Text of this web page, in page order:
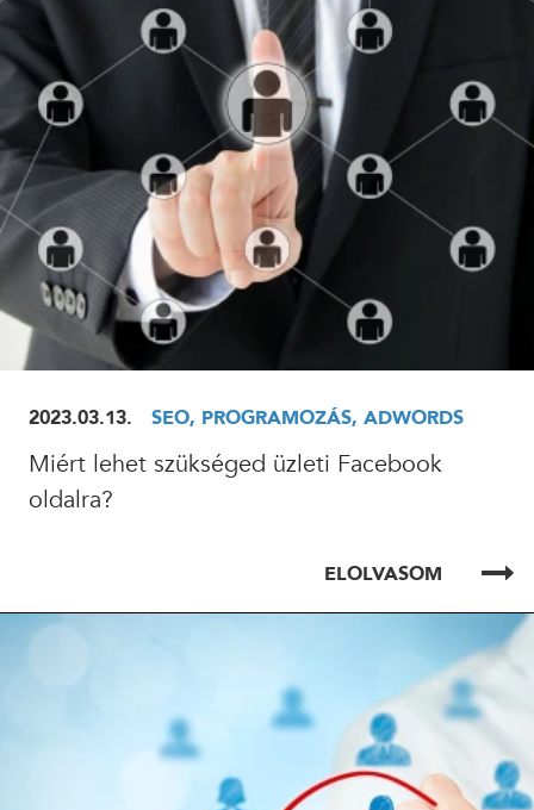
TELEFONSZÁM
ÜZENET
KÜLDÉS
24 ÓRÁN BELÜL FELVESSZÜK VELED A KAPCSOLATOT!*
ELOLVASOM
2023.03.13. SEO, PROGRAMOZÁS, ADWORDS
Miért lehet szükséged üzleti Facebook
oldalra?
ELOLVASOM